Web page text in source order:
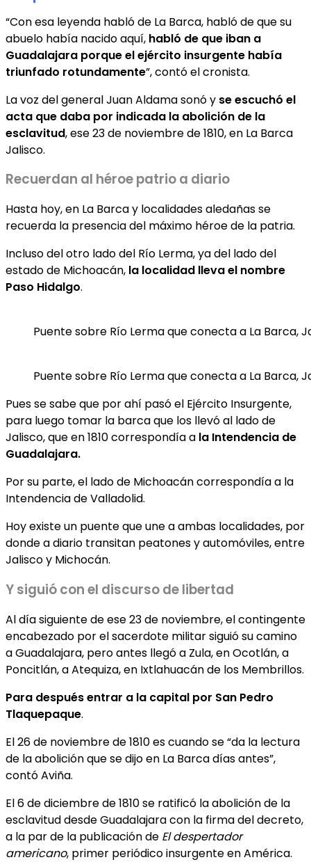
“Con esa leyenda habló de La Barca, habló de que su
abuelo había nacido aquí, habló de que iban a
Guadalajara porque el ejército insurgente había
triunfado rotundamente”, contó el cronista.
La voz del general Juan Aldama sonó y se escuchó el
acta que daba por indicada la abolición de la
esclavitud, ese 23 de noviembre de 1810, en La Barca
Jalisco.
Recuerdan al héroe patrio a diario
Hasta hoy, en La Barca y localidades aledañas se
recuerda la presencia del máximo héroe de la patria.
Incluso del otro lado del Río Lerma, ya del lado del
estado de Michoacán, la localidad lleva el nombre
Paso Hidalgo.
Puente sobre Río Lerma que conecta a La Barca,
Puente sobre Río Lerma que conecta a La Barca,
Pues se sabe que por ahí pasó el Ejército Insurgente,
para luego tomar la barca que los llevó al lado de
Jalisco, que en 1810 correspondía a la Intendencia de
Guadalajara.
Por su parte, el lado de Michoacán correspondía a la
Intendencia de Valladolid.
Hoy existe un puente que une a ambas localidades, por
donde a diario transitan peatones y automóviles, entre
Jalisco y Michocán.
Y siguió con el discurso de libertad
Al día siguiente de ese 23 de noviembre, el contingente
encabezado por el sacerdote militar siguió su camino
a Guadalajara, pero antes llegó a Zula, en Ocotlán, a
Poncitlán, a Atequiza, en Ixtlahuacán de los Membrillos.
Para después entrar a la capital por San Pedro
Tlaquepaque.
El 26 de noviembre de 1810 es cuando se “da la lectura
de la abolición que se dijo en La Barca días antes”,
contó Aviña.
El 6 de diciembre de 1810 se ratificó la abolición de la
esclavitud desde Guadalajara con la firma del decreto,
a la par de la publicación de El despertador
americano, primer periódico insurgente en América.